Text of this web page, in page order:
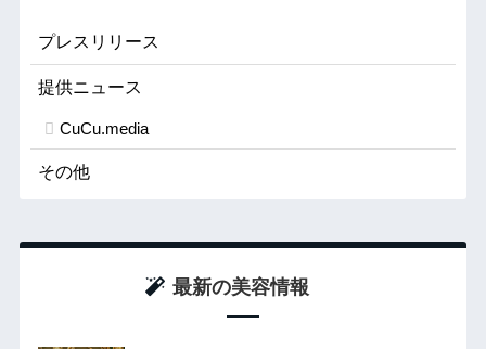
プレスリリース
提供ニュース
CuCu.media
その他
最新の美容情報